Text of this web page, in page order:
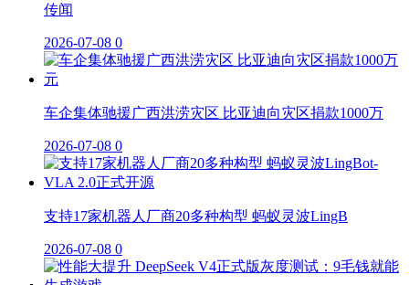
传闻
2026-07-08 0
车企集体驰援广西洪涝灾区 比亚迪向灾区捐款1000万
2026-07-08 0
支持17家机器人厂商20多种构型 蚂蚁灵波LingB
2026-07-08 0